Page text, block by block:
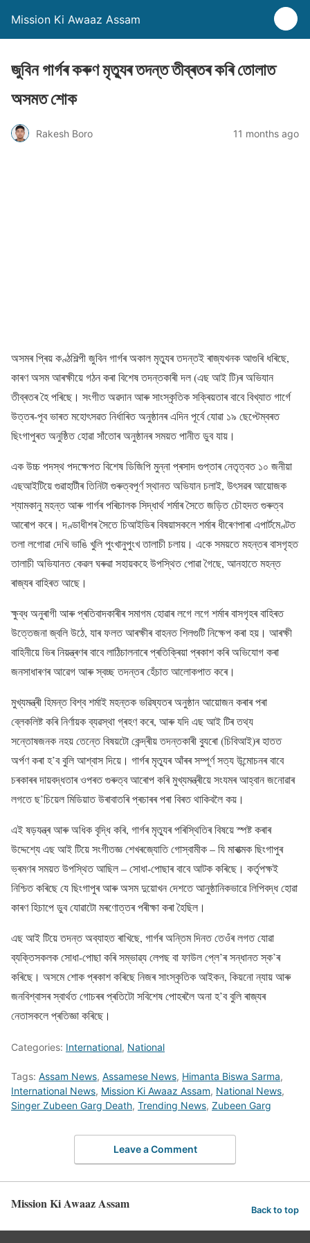
Mission Ki Awaaz Assam
জুবিন গাৰ্গৰ কৰুণ মৃত্যুৰ তদন্ত তীব্ৰতৰ কৰি তোলাত
অসমত শোক
Rakesh Boro 11 months ago
অসমৰ প্ৰিয় কণ্ঠশিল্পী জুবিন গাৰ্গৰ অকাল মৃত্যুৰ তদন্তই ৰাজ্যখনক আগুৰি ধৰিছে,
কাৰণ অসম আৰক্ষীয়ে গঠন কৰা বিশেষ তদন্তকাৰী দল (এছ আই টি)ৰ অভিযান
তীব্ৰতৰ হৈ পৰিছে। সংগীত অৱদান আৰু সাংস্কৃতিক সক্ৰিয়তাৰ বাবে বিখ্যাত গাৰ্গে
উত্তৰ-পূব ভাৰত মহোৎসৱত নিৰ্ধাৰিত অনুষ্ঠানৰ এদিন পূৰ্বে যোৱা ১৯ ছেপ্টেম্বৰত
ছিংগাপুৰত অনুষ্ঠিত হোৱা সাঁতোৰ অনুষ্ঠানৰ সময়ত পানীত ডুব যায়।
এক উচ্চ পদস্থ পদক্ষেপত বিশেষ ডিজিপি মুন্না প্ৰসাদ গুপ্তাৰ নেতৃত্বত ১০ জনীয়া
এছআইটিয়ে গুৱাহাটীৰ তিনিটা গুৰুত্বপূৰ্ণ স্থানত অভিযান চলাই, উৎসৱৰ আয়োজক
শ্যামকানু মহন্ত আৰু গাৰ্গৰ পৰিচালক সিদ্ধাৰ্থ শৰ্মাৰ সৈতে জড়িত চৌহদত গুৰুত্ব
আৰোপ কৰে। দণ্ডাধীশৰ সৈতে চিআইডিৰ বিষয়াসকলে শৰ্মাৰ ধীৰেণপাৰা এপাৰ্টমেণ্টত
তলা লগোৱা দেখি ভাঙি খুলি পুংখানুপুংখ তালাচী চলায়। একে সময়তে মহন্তৰ বাসগৃহত
তালাচী অভিযানত কেৱল ঘৰুৱা সহায়কহে উপস্থিত পোৱা গৈছে, আনহাতে মহন্ত
ৰাজ্যৰ বাহিৰত আছে।
ক্ষুব্ধ অনুৰাগী আৰু প্ৰতিবাদকাৰীৰ সমাগম হোৱাৰ লগে লগে শৰ্মাৰ বাসগৃহৰ বাহিৰত
উত্তেজনা জ্বলি উঠে, যাৰ ফলত আৰক্ষীৰ বাহনত শিলগুটি নিক্ষেপ কৰা হয়। আৰক্ষী
বাহিনীয়ে ভিৰ নিয়ন্ত্ৰণৰ বাবে লাঠিচালনাৰে প্ৰতিক্ৰিয়া প্ৰকাশ কৰি অভিযোগ কৰা
জনসাধাৰণৰ আৱেগ আৰু স্বচ্ছ তদন্তৰ হেঁচাত আলোকপাত কৰে।
মুখ্যমন্ত্ৰী হিমন্ত বিশ্ব শৰ্মাই মহন্তক ভৱিষ্যতৰ অনুষ্ঠান আয়োজন কৰাৰ পৰা
ব্লেকলিষ্ট কৰি নিৰ্ণায়ক ব্যৱস্থা গ্ৰহণ কৰে, আৰু যদি এছ আই টিৰ তথ্য
সন্তোষজনক নহয় তেন্তে বিষয়টো কেন্দ্ৰীয় তদন্তকাৰী ব্যুৰো (চিবিআই)ৰ হাতত
অৰ্পণ কৰা হ’ব বুলি আশ্বাস দিয়ে। গাৰ্গৰ মৃত্যুৰ আঁৰৰ সম্পূৰ্ণ সত্য উন্মোচনৰ বাবে
চৰকাৰৰ দায়বদ্ধতাৰ ওপৰত গুৰুত্ব আৰোপ কৰি মুখ্যমন্ত্ৰীয়ে সংযমৰ আহ্বান জনোৱাৰ
লগতে ছ’চিয়েল মিডিয়াত উৰাবাতৰি প্ৰচাৰৰ পৰা বিৰত থাকিবলৈ কয়।
এই ষড়যন্ত্ৰ আৰু অধিক বৃদ্ধি কৰি, গাৰ্গৰ মৃত্যুৰ পৰিস্থিতিৰ বিষয়ে স্পষ্ট কৰাৰ
উদ্দেশ্যে এছ আই টিয়ে সংগীতজ্ঞ শেখৰজ্যোতি গোস্বামীক – যি মাৰাত্মক ছিংগাপুৰ
ভ্ৰমণৰ সময়ত উপস্থিত আছিল – সোধা-পোছাৰ বাবে আটক কৰিছে। কৰ্তৃপক্ষই
নিশ্চিত কৰিছে যে ছিংগাপুৰ আৰু অসম দুয়োখন দেশতে আনুষ্ঠানিকভাৱে লিপিবদ্ধ হোৱা
কাৰণ হিচাপে ডুব যোৱাটো মৰণোত্তৰ পৰীক্ষা কৰা হৈছিল।
এছ আই টিয়ে তদন্ত অব্যাহত ৰাখিছে, গাৰ্গৰ অন্তিম দিনত তেওঁৰ লগত যোৱা
ব্যক্তিসকলক সোধা-পোছা কৰি সম্ভাৱ্য লেপছ বা ফাউল প্লে’ৰ সন্ধানত স্ক’ৰ
কৰিছে। অসমে শোক প্ৰকাশ কৰিছে নিজৰ সাংস্কৃতিক আইকন, কিয়নো ন্যায় আৰু
জনবিশ্বাসৰ স্বাৰ্থত গোচৰৰ প্ৰতিটো সবিশেষ পোহৰলৈ অনা হ’ব বুলি ৰাজ্যৰ
নেতাসকলে প্ৰতিজ্ঞা কৰিছে।
Categories: International, National
Tags: Assam News, Assamese News, Himanta Biswa Sarma,
International News, Mission Ki Awaaz Assam, National News,
Singer Zubeen Garg Death, Trending News, Zubeen Garg
Leave a Comment
Mission Ki Awaaz Assam Back to top